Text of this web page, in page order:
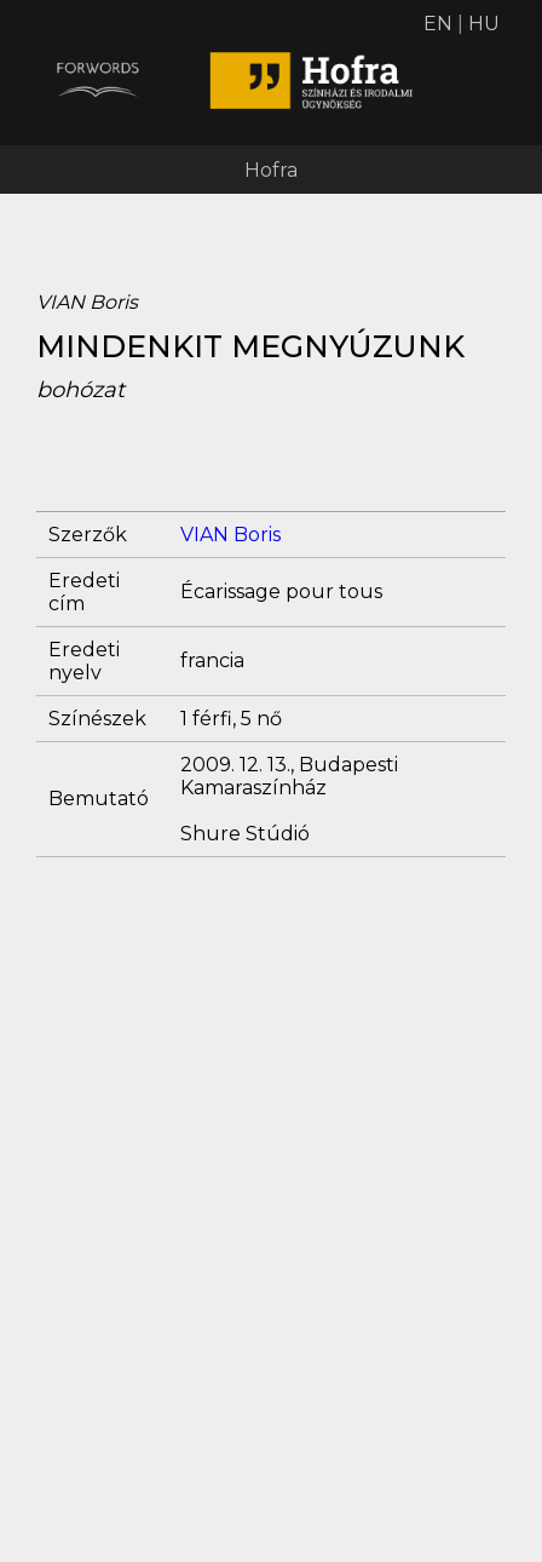
Hofra
EN HU
VIAN Boris
MINDENKIT MEGNYÚZUNK
bohózat
Szerzők
VIAN Boris
Eredeti
cím
Écarissage pour tous
Eredeti
nyelv
francia
Színészek 1 férfi, 5 nő
Bemutató
2009. 12. 13., Budapesti
Kamaraszínház
Shure Stúdió